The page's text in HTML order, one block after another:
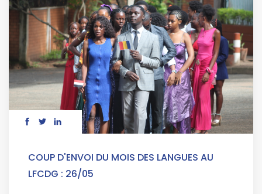
COUP D'ENVOI DU MOIS DES LANGUES AU
LFCDG : 26/05